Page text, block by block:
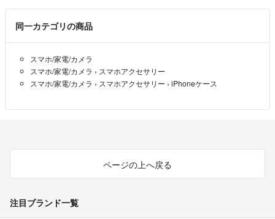
ので品質に違いがあり別商品です。
♡発送につきましては、商品の性質上厚みがありますので圧縮し厚みを
抑えての発送になります。 織じわ等が着く場合がございます。ご理解
をお願い致します。
♡限定商品、限定価格のものが多数ございます。タイミングによっては
よろしくお願い致します。♡(*ᴗˬᴗ)
うか？(本日ご購入頂く場合、発送予定日『最早』11/04~となりま
す。）
出品者 SECRET RABBIT ♡- 10ヶ月前
初めましてコメント失礼します。
こちらiPhone SE ブラウンの在庫はございますか？
ミー- 10ヶ月前
同一カテゴリの商品
スマホ/家電/カメラ
スマホ/家電/カメラ › スマホアクセサリー
スマホ/家電/カメラ › スマホアクセサリー › iPhoneケース
ページの上へ戻る
注目ブランド一覧